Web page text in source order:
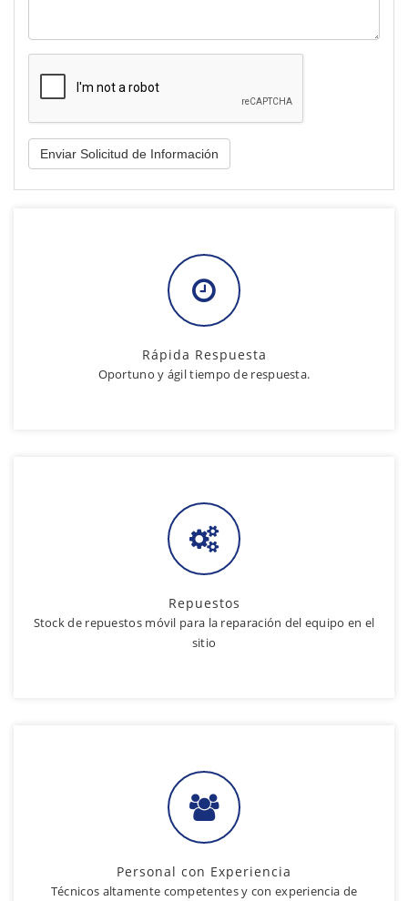
Rápida Respuesta
Oportuno y ágil tiempo de respuesta.
Repuestos
Stock de repuestos móvil para la reparación del equipo en el
sitio
Personal con Experiencia
Técnicos altamente competentes y con experiencia de